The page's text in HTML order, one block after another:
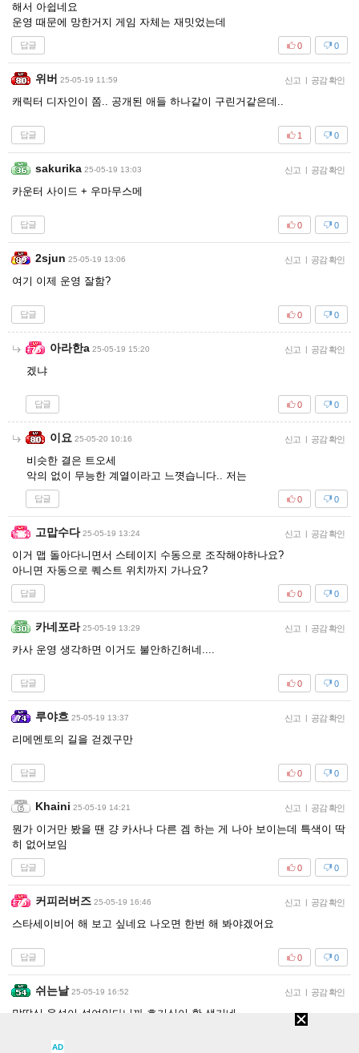
해서 아쉽네요
운영 때문에 망한거지 게임 자체는 재밋었는데
답글 0
0
위버 25-05-19 11:59 신고 | 공감 확인
캐릭터 디자인이 쫌.. 공개된 애들 하나같이 구린거같은데..
답글 0
1
sakurika 25-05-19 13:03 신고 | 공감 확인
카운터 사이드 + 우마무스메
답글 0
0
2sjun 25-05-19 13:06 신고 | 공감 확인
여기 이제 운영 잘함?
답글 0
0
아라한a 25-05-19 15:20 신고 | 공감 확인
겠냐
답글 0
0
이요 25-05-20 10:16 신고 | 공감 확인
비슷한 결은 트오세
악의 없이 무능한 계열이라고 느꼇습니다.. 저는
답글 0
0
고맙수다 25-05-19 13:24 신고 | 공감 확인
이거 맵 돌아다니면서 스테이지 수동으로 조작해야하나요?
아니면 자동으로 퀘스트 위치까지 가나요?
답글 0
0
카네포라 25-05-19 13:29 신고 | 공감 확인
카사 운영 생각하면 이거도 불안하긴허네....
답글 0
0
루야흐 25-05-19 13:37 신고 | 공감 확인
리메멘토의 길을 걷겠구만
답글 0
0
Khaini 25-05-19 14:21 신고 | 공감 확인
뭔가 이거만 봤을 땐 걍 카사나 다른 겜 하는 게 나아 보이는데 특색이 딱
히 없어보임
답글 0
0
커피러버즈 25-05-19 16:46 신고 | 공감 확인
스타세이비어 해 보고 싶네요 나오면 한번 해 봐야겠어요
답글 0
0
쉬는날 25-05-19 16:52 신고 | 공감 확인
말딸식 육성이 섞여있다니까 호기심이 확 생기네
AD